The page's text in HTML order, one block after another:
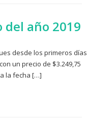
del año 2019
desde los primeros días
un precio de $3.249,75
la fecha […]